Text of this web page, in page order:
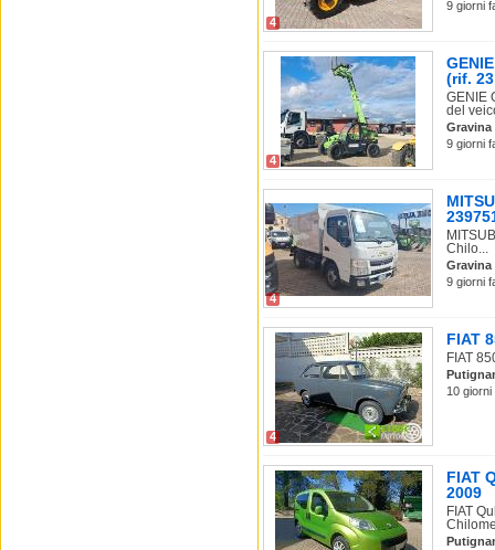
4
9 giorni
4
(rif. 23
GENIE
del
Gravina
9 giorni
4
Chilo...
Gravina
9 giorni
4
FIAT
FIAT
10
FIAT
2009
FIAT